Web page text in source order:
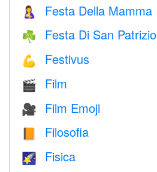
🤱 Festa Della Mamma
☘️ Festa Di San Patrizio
💪 Festivus
🎬 Film
🎥 Film Emoji
📙 Filosofia
🌠
Fisica